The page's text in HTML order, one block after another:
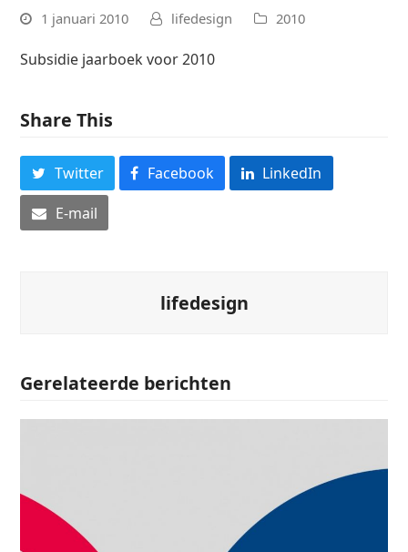
1 januari 2010 lifedesign 2010
Subsidie jaarboek voor 2010
Share This
Twitter Facebook
LinkedIn
E-mail
lifedesign
Gerelateerde berichten